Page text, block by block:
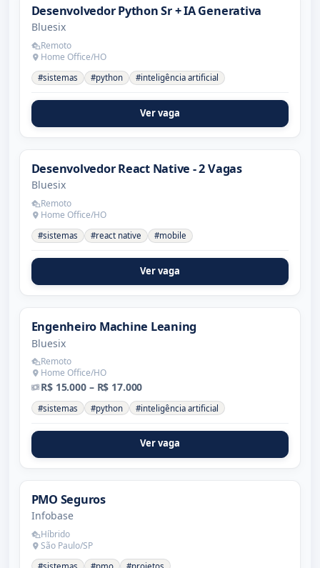
Desenvolvedor Python Sr + IA Generativa
Bluesix
Remoto
Home Office/HO
#sistemas #python #inteligência artificial
Ver vaga
Desenvolvedor React Native - 2 Vagas
Bluesix
Remoto
Home Office/HO
#sistemas #react native #mobile
Ver vaga
Engenheiro Machine Leaning
Bluesix
Remoto
Home Office/HO
R$ 15.000 – R$ 17.000
#sistemas #python #inteligência artificial
Ver vaga
PMO Seguros
Infobase
Híbrido
São Paulo/SP